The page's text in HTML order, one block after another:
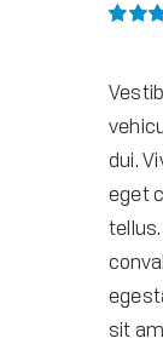
5 com
em
de
dui.
eget
sit